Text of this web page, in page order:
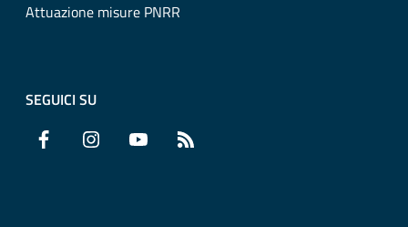
Attuazione misure PNRR
SEGUICI SU
Facebook Instagram YouTube